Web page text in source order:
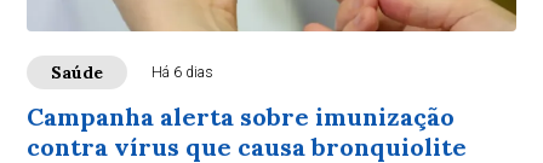
Saúde Há 6 dias
Campanha alerta sobre imunização
contra vírus que causa bronquiolite